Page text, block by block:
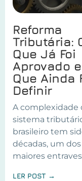
Reforma
Tributária:
Que Já Foi
Aprovado
Que Ainda
Definir
A complexidade
sistema
brasileiro tem
décadas, um dos
maiores entraves
LER POST →